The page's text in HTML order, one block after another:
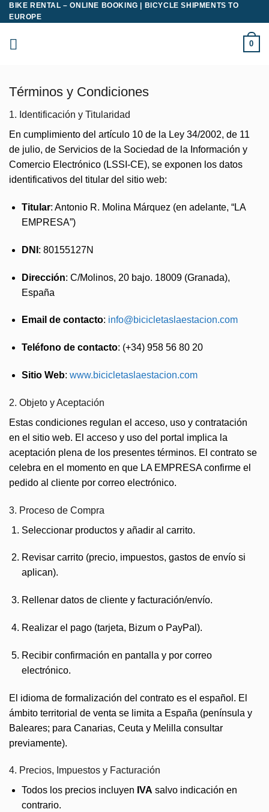
Saltar
al
contenido
BIKE RENTAL – ONLINE BOOKING | BICYCLE SHIPMENTS TO
EUROPE
0
Términos y Condiciones
1. Identificación y Titularidad
En cumplimiento del artículo 10 de la Ley 34/2002, de 11
de julio, de Servicios de la Sociedad de la Información y
Comercio Electrónico (LSSI-CE), se exponen los datos
identificativos del titular del sitio web:
Titular: Antonio R. Molina Márquez (en adelante, “LA
EMPRESA”)
DNI : 80155127N
Dirección: C/Molinos, 20 bajo. 18009 (Granada),
España
Email de contacto: info@bicicletaslaestacion.com
Teléfono de contacto: (+34) 958 56 80 20
Sitio Web: www.bicicletaslaestacion.com
2. Objeto y Aceptación
Estas condiciones regulan el acceso, uso y contratación
en el sitio web. El acceso y uso del portal implica la
aceptación plena de los presentes términos. El contrato se
celebra en el momento en que LA EMPRESA confirme el
pedido al cliente por correo electrónico.
3. Proceso de Compra
Seleccionar productos y añadir al carrito.
Revisar carrito (precio, impuestos, gastos de envío si
aplican).
Rellenar datos de cliente y facturación/envío.
Realizar el pago (tarjeta, Bizum o PayPal).
Recibir confirmación en pantalla y por correo
electrónico.
El idioma de formalización del contrato es el español. El
ámbito territorial de venta se limita a España (península y
Baleares; para Canarias, Ceuta y Melilla consultar
previamente).
4. Precios, Impuestos y Facturación
Todos los precios incluyen IVA salvo indicación en
contrario.